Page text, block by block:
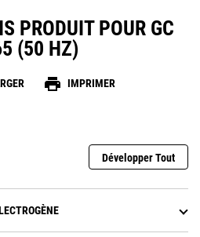
PRODUIT POUR GC
(50 HZ)
print IMPRIMER
Développer Tout